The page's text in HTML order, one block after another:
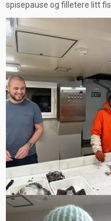
spisepause og filletere litt